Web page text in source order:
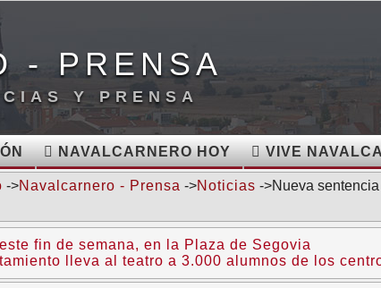
- PRENSA
Y PRENSA
NAVALCARNERO HOY VIVE
->Navalcarnero - Prensa ->Noticias ->Nueva
fin de semana, en la Plaza de Segovia
lleva al teatro a 3.000 alumnos de los